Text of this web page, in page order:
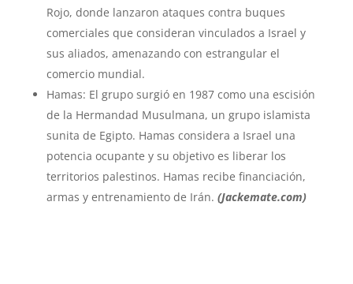
Rojo, donde lanzaron ataques contra buques
comerciales que consideran vinculados a Israel y
sus aliados, amenazando con estrangular el
comercio mundial.
Hamas: El grupo surgió en 1987 como una escisión
de la Hermandad Musulmana, un grupo islamista
sunita de Egipto. Hamas considera a Israel una
potencia ocupante y su objetivo es liberar los
territorios palestinos. Hamas recibe financiación,
armas y entrenamiento de Irán. (Jackemate.com)